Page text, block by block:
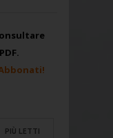
PIÙ LETTI